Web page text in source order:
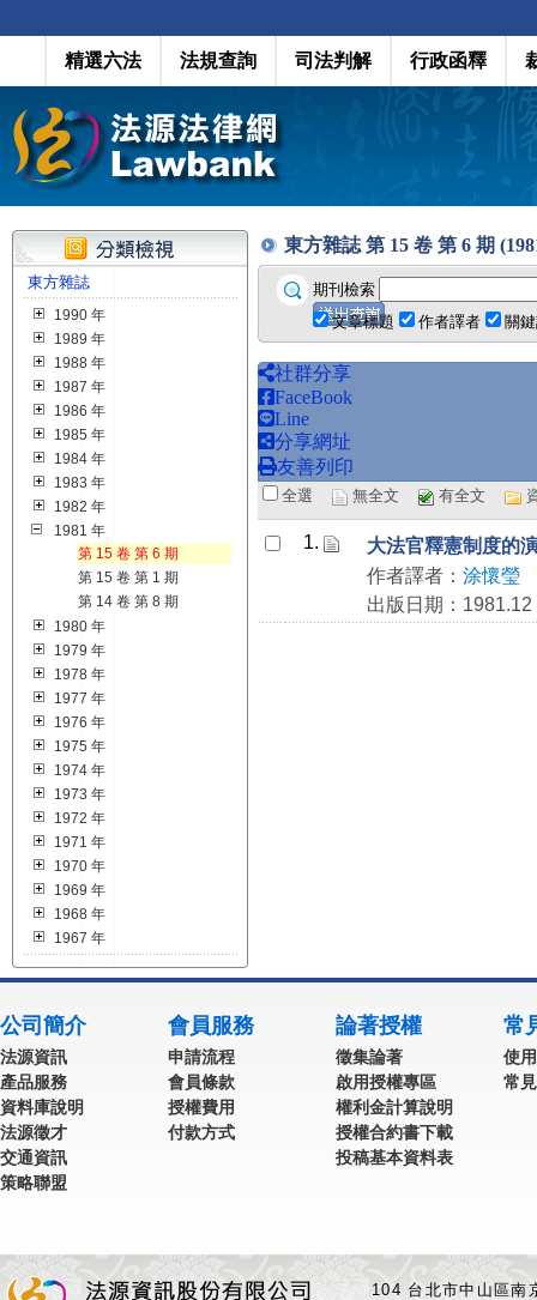
精選六法 法規查詢 司法判解 行政函釋
東方雜誌
1990 年
1989 年
1988 年
1987 年
1986 年
1985 年
1984 年
1983 年
1982 年
1981 年
第 15 卷 第 6 期
第 15 卷 第 1 期
第 14 卷 第 8 期
1980 年
1979 年
1978 年
1977 年
1976 年
1975 年
1974 年
1973 年
1972 年
1971 年
1970 年
1969 年
1968 年
1967 年
東方雜誌 第 15 卷 第 6 期
期刊檢索
文章標題
作者譯者 關
社群分享
FaceBook
Line
分享網址
友善列印
全選 無全文 有全文
1.
大法官釋憲制度的
作者譯者： 涂懷瑩
出版日期：1981.12
公司簡介
法源資訊
產品服務
資料庫說明
法源徵才
交通資訊
策略聯盟
會員服務
申請流程
會員條款
授權費用
付款方式
論著授權
徵集論著
啟用授權專區
權利金計算說明
授權合約書下載
投稿基本資料表
常
使
常
104 台北市中山區